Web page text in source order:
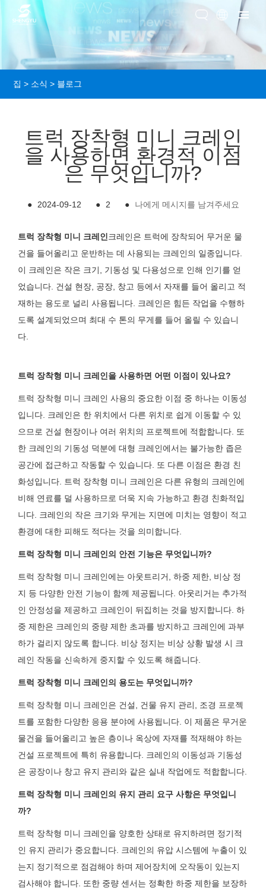
집 > 소식 > 블로그
트럭 장착형 미니 크레인
을 사용하면 환경적 이점
은 무엇입니까?
● 2024-09-12 ● 2 ● 나에게 메시지를 남겨주세요
트럭 장착형 미니 크레인크레인은 트럭에 장착되어 무거운 물
건을 들어올리고 운반하는 데 사용되는 크레인의 일종입니다.
이 크레인은 작은 크기, 기동성 및 다용성으로 인해 인기를 얻
었습니다. 건설 현장, 공장, 창고 등에서 자재를 들어 올리고 적
재하는 용도로 널리 사용됩니다. 크레인은 힘든 작업을 수행하
도록 설계되었으며 최대 수 톤의 무게를 들어 올릴 수 있습니
다.
트럭 장착형 미니 크레인을 사용하면 어떤 이점이 있나요?
트럭 장착형 미니 크레인 사용의 중요한 이점 중 하나는 이동성
입니다. 크레인은 한 위치에서 다른 위치로 쉽게 이동할 수 있
으므로 건설 현장이나 여러 위치의 프로젝트에 적합합니다. 또
한 크레인의 기동성 덕분에 대형 크레인에서는 불가능한 좁은
공간에 접근하고 작동할 수 있습니다. 또 다른 이점은 환경 친
화성입니다. 트럭 장착형 미니 크레인은 다른 유형의 크레인에
비해 연료를 덜 사용하므로 더욱 지속 가능하고 환경 친화적입
니다. 크레인의 작은 크기와 무게는 지면에 미치는 영향이 적고
환경에 대한 피해도 적다는 것을 의미합니다.
트럭 장착형 미니 크레인의 안전 기능은 무엇입니까?
트럭 장착형 미니 크레인에는 아웃트리거, 하중 제한, 비상 정
지 등 다양한 안전 기능이 함께 제공됩니다. 아웃리거는 추가적
인 안정성을 제공하고 크레인이 뒤집히는 것을 방지합니다. 하
중 제한은 크레인의 중량 제한 초과를 방지하고 크레인에 과부
하가 걸리지 않도록 합니다. 비상 정지는 비상 상황 발생 시 크
레인 작동을 신속하게 중지할 수 있도록 해줍니다.
트럭 장착형 미니 크레인의 용도는 무엇입니까?
트럭 장착형 미니 크레인은 건설, 건물 유지 관리, 조경 프로젝
트를 포함한 다양한 응용 분야에 사용됩니다. 이 제품은 무거운
물건을 들어올리고 높은 층이나 옥상에 자재를 적재해야 하는
건설 프로젝트에 특히 유용합니다. 크레인의 이동성과 기동성
은 공장이나 창고 유지 관리와 같은 실내 작업에도 적합합니다.
트럭 장착형 미니 크레인의 유지 관리 요구 사항은 무엇입니
까?
트럭 장착형 미니 크레인을 양호한 상태로 유지하려면 정기적
인 유지 관리가 중요합니다. 크레인의 유압 시스템에 누출이 있
는지 정기적으로 점검해야 하며 제어장치에 오작동이 있는지
검사해야 합니다. 또한 중량 센서는 정확한 하중 제한을 보장하